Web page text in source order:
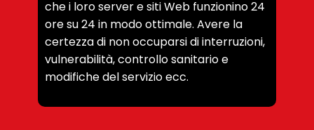
che i loro server e siti Web funzionino 24
ore su 24 in modo ottimale. Avere la
certezza di non occuparsi di interruzioni,
vulnerabilità, controllo sanitario e
modifiche del servizio ecc.